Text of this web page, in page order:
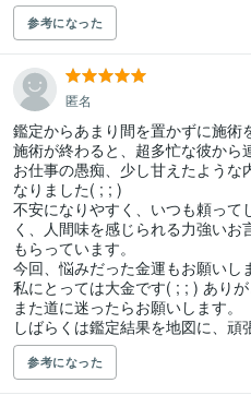
参考になった
匿名
鑑定からあまり間を置かずに施術
施術が終わると、超多忙な彼か
お仕事の愚痴、少し甘えたよう
なりました( ; ; )
不安になりやすく、いつも頼っ
く、人間味を感じられる力強い
もらっています。
今回、悩みだった金運もお願い
私にとっては大金です( ; ; ) ありが
また道に迷ったらお願いします。
しばらくは鑑定結果を地図に、頑
参考になった